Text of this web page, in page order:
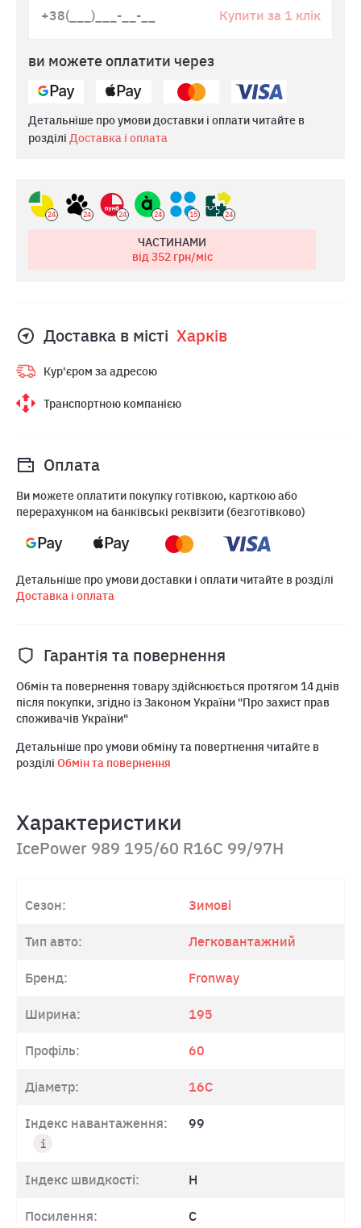
Купити за 1 клік
ви можете оплатити через
Детальніше про умови доставки і оплати читайте в
розділі Доставка і оплата
24 24 24 24 15 24
ЧАСТИНАМИ
від 352грн/міс
Доставка в місті Харкiв
Кур'єром за адресою
Транспортною компанією
Оплата
Ви можете оплатити покупку готівкою, карткою або
перерахунком на банківські реквізити (безготівково)
Детальніше про умови доставки і оплати читайте в розділі
Доставка і оплата
Гарантія та повернення
Обмін та повернення товару здійснюється протягом 14 днів
після покупки, згідно із Законом України "Про захист прав
споживачів України"
Детальніше про умови обміну та повертнення читайте в
розділі Обмін та повернення
Характеристики
IcePower 989 195/60 R16C 99/97H
Сезон: Зимові
Тип авто: Легковантажний
Бренд: Fronway
Ширина: 195
Профіль: 60
Діаметр: 16C
Індекс навантаження: 99
Індекс швидкості: H
Посилення: C